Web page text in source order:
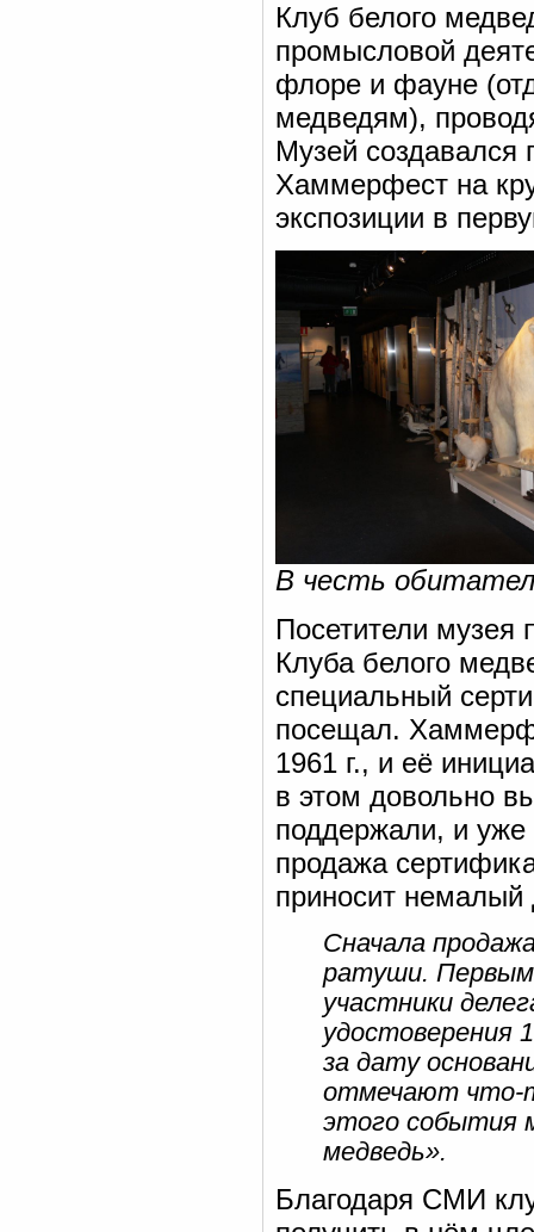
Клуб белого
промысловой
флоре и фауне
медведям),
Музей создавался
Хаммерфест на
экспозиции в
В честь
Посетители музея
Клуба белого
специальный
посещал.
1961 г., и её
в этом довольно
поддержали, и уже
продажа
приносит немалый
Сначала
ратуши.
участники
удостоверения
за дату
отмечают что-
этого события
медведь».
Благодаря СМИ